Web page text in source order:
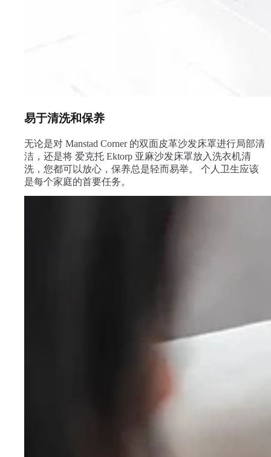
易于清洗和保养
无论是对 Manstad Corner 的双面皮革沙发床罩进行局部清
洁，还是将 爱克托 Ektorp 亚麻沙发床罩放入洗衣机清
洗，您都可以放心，保养总是轻而易举。 个人卫生应该
是每个家庭的首要任务。